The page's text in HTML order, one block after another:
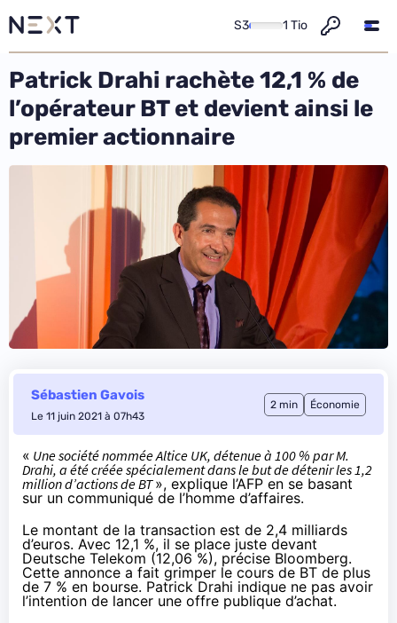
S3 1 Tio
Patrick Drahi rachète 12,1 % de
l’opérateur BT et devient ainsi le
premier actionnaire
Sébastien Gavois
Le 11 juin 2021 à 07h43
2 min Économie
« Une société nommée Altice UK, détenue à 100 % par M.
Drahi, a été créée spécialement dans le but de détenir les 1,2
million d’actions de BT», explique l’AFP en se basant
sur un communiqué de l’homme d’affaires.
Le montant de la transaction est de 2,4 milliards
d’euros. Avec 12,1 %, il se place juste devant
Deutsche Telekom (12,06 %), précise Bloomberg.
Cette annonce a fait grimper le cours de BT de plus
de 7 % en bourse. Patrick Drahi indique ne pas avoir
l’intention de lancer une offre publique d’achat.